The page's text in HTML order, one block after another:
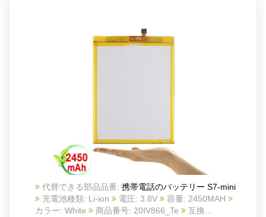
代替できる部品品番: 携帯電話のバッテリー S7-mini
充電池種類: Li-ion
電圧: 3.8V
容量: 2450MAH
カラー: White
商品番号: 20IV866_Te 互換